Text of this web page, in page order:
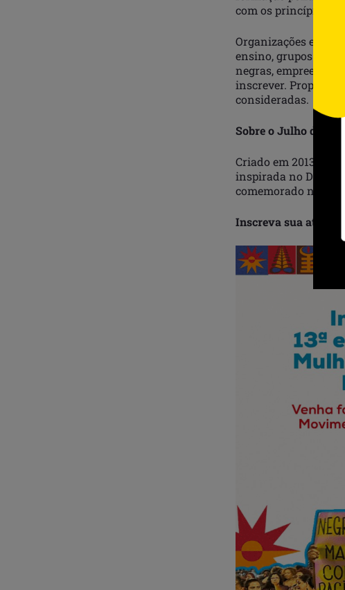
com os princípios
Organizações e
ensino, grupos de
negras,
inscrever.
consideradas.
Sobre o Julho das
Criado em 2013
inspirada no Dia
comemorado no dia
Inscreva sua